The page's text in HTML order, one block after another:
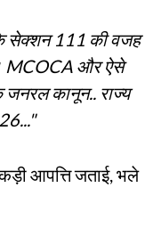
सेक्शन 111 की वजह
MCOCA और ऐसे
जनरल कानून.. राज्य
आपत्ति जताई, भले